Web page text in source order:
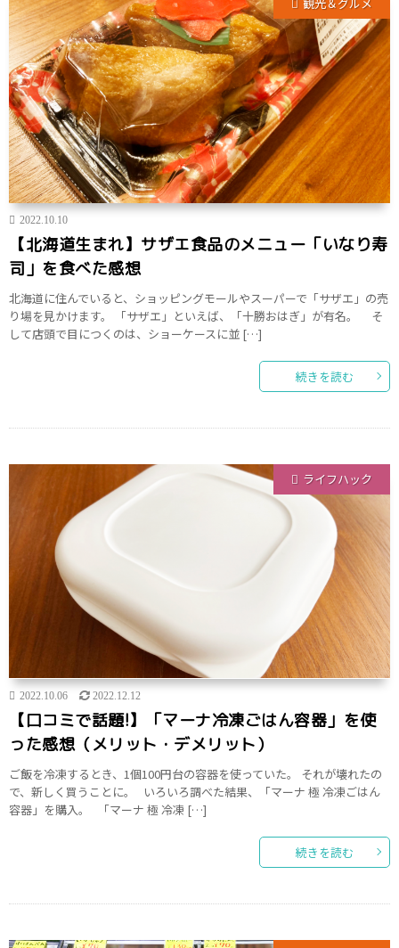
2022.10.10
【北海道生まれ】サザエ食品のメニュー「いなり寿
司」を食べた感想
北海道に住んでいると、ショッピングモールやスーパーで「サザエ」の売
り場を見かけます。 「サザエ」といえば、「十勝おはぎ」が有名。 そ
して店頭で目につくのは、ショーケースに並 […]
続きを読む
ライフハック
2022.10.06 2022.12.12
【口コミで話題!】「マーナ冷凍ごはん容器」を使
った感想（メリット・デメリット）
ご飯を冷凍するとき、1個100円台の容器を使っていた。 それが壊れたの
で、新しく買うことに。 いろいろ調べた結果、「マーナ 極 冷凍ごはん
容器」を購入。 「マーナ 極 冷凍 […]
続きを読む